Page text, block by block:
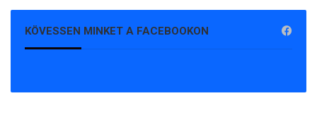
KÖVESSEN MINKET A FACEBOOKON